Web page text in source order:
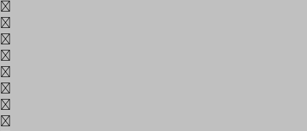
꽈
꽨
꾸
끄
끊
나
난
남